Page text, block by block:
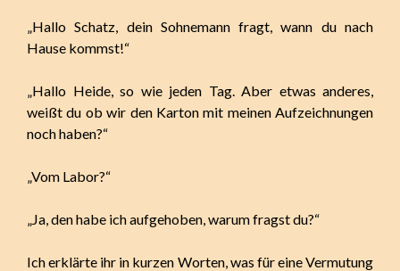
„Hallo Schatz, dein Sohnemann fragt, wann du nach
Hause kommst!“
„Hallo Heide, so wie jeden Tag. Aber etwas anderes,
weißt du ob wir den Karton mit meinen Aufzeichnungen
noch haben?“
„Vom Labor?“
„Ja, den habe ich aufgehoben, warum fragst du?“
Ich erklärte ihr in kurzen Worten, was für eine Vermutung